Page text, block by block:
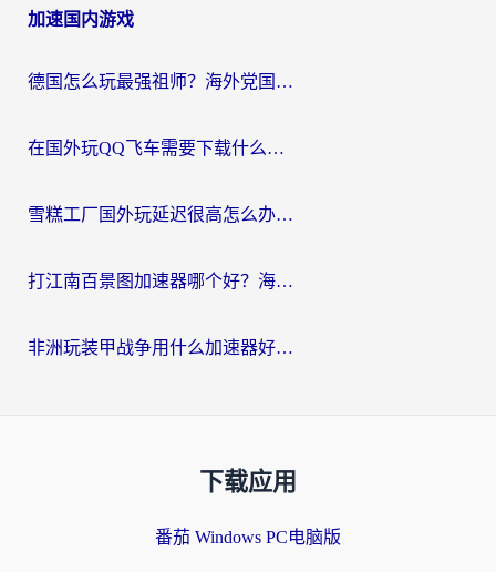
加速国内游戏
德国怎么玩最强祖师？海外党国服游戏加速器选择全攻略（附宝可梦Online实测）
在国外玩QQ飞车需要下载什么加速器呢？海外党亲测有效的国服游戏加速指南
雪糕工厂国外玩延迟很高怎么办？海外玩家国服游戏加速终极攻略（附实测推荐）
打江南百景图加速器哪个好？海外党踩坑N次后，终于找到不卡的秘诀
非洲玩装甲战争用什么加速器好？海外党亲测有效的国服游戏加速方案
下载应用
番茄 Windows PC电脑版